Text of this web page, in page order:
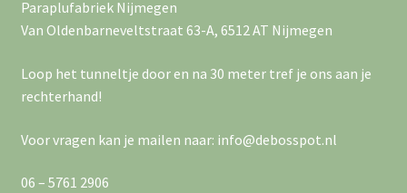
Paraplufabriek Nijmegen
Van Oldenbarneveltstraat 63-A, 6512 AT Nijmegen
Loop het tunneltje door en na 30 meter tref je ons aan je
rechterhand!
Voor vragen kan je mailen naar: info@debosspot.nl
06 – 5761 2906